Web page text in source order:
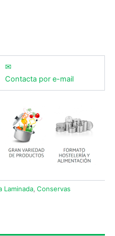
✉
Contacta por e-mail
Laminada, Conservas